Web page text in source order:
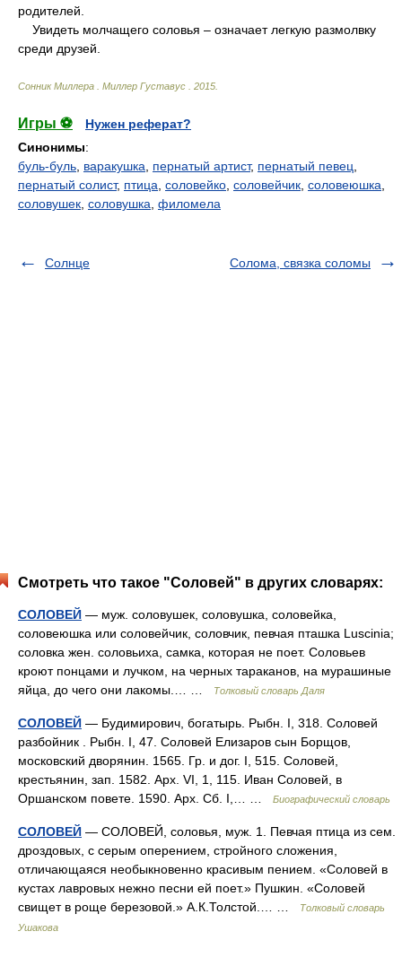
родителей.
Увидеть молчащего соловья – означает легкую размолвку
среди друзей.
Сонник Миллера Миллер Густавус 2015
Игры ⚽
Нужен реферат?
Синонимы:
буль-буль варакушка пернатый артист, пернатый певец
пернатый солист, птица соловейко соловейчик соловеюшка
соловушек соловушка филомела
Солнце Солома, связка соломы
Смотреть что такое "Соловей" в других словарях:
СОЛОВЕЙ — муж. соловушек, соловушка, соловейка,
соловеюшка или соловейчик, соловчик, певчая пташка Luscinia;
соловка жен. соловьиха, самка, которая не поет. Соловьев
кроют понцами и лучком, на черных тараканов, на мурашиные
яйца, до чего они лакомы.… …
Толковый словарь Даля
СОЛОВЕЙ — Будимирович, богатырь. Рыбн. I, 318. Соловей
разбойник . Рыбн. I, 47. Соловей Елизаров сын Борщов,
московский дворянин. 1565. Гр. и дог. I, 515. Соловей,
крестьянин, зап. 1582. Арх. VI, 1, 115. Иван Соловей, в
Оршанском повете. 1590. Арх. Сб. I,… …
Биографический словарь
СОЛОВЕЙ — СОЛОВЕЙ, соловья, муж. 1. Певчая птица из сем.
дроздовых, с серым оперением, стройного сложения,
отличающаяся необыкновенно красивым пением. «Соловей в
кустах лавровых нежно песни ей поет.» Пушкин. «Соловей
свищет в роще березовой.» А.К.Толстой.… …
Толковый словарь
Ушакова